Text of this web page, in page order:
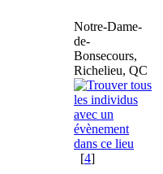
Notre-Dame-
de-
Bonsecours,
Richelieu, QC
[4]